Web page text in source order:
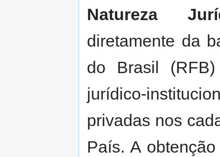
Natureza
diretamente da
do Brasil
jurídico-
privadas nos
País. A